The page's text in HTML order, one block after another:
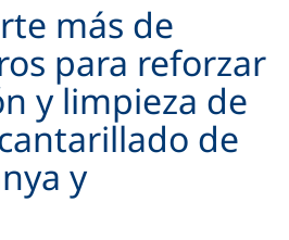
más de
para reforzar
y limpieza de
de
y